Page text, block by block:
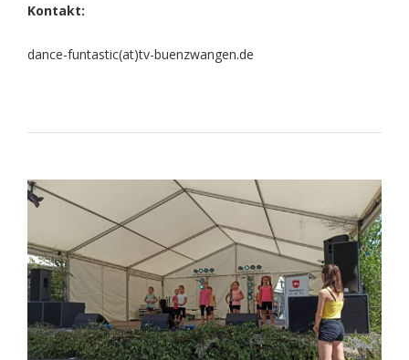
Kontakt:
dance-funtastic(at)tv-buenzwangen.de